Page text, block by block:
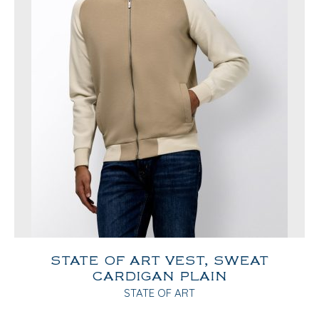
STATE OF ART VEST, SWEAT
CARDIGAN PLAIN
STATE OF ART